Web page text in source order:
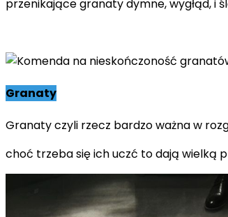
przenikające granaty dymne, wygłąd, i
Granaty
Granaty czyli rzecz bardzo ważna w
choć trzeba się ich uczć to dają wielką